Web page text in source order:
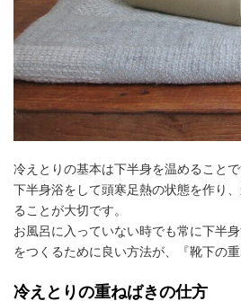
冷えとりの基本は下半身を温めることで
下半身浴をして頭寒足熱の状態を作り
ることが大切です。
お風呂に入っていない時でも常に下半
をつくるために良い方法が、『靴下の重
冷えとりの重ねばきの仕方